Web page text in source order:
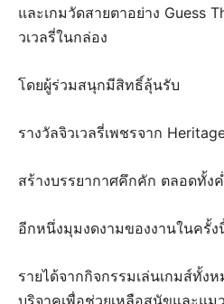
และเกมวัดสายตาอย่าง Guess
วเวลรี่ในกล่อง
โดยผู้ร่วมสนุกมีสิทธิ์ลุ้นรับ
รางวัลจิวเวลรี่เพชรจาก
สร้างบรรยากาศคึกคัก ตลอดทั้ง
อีกหนึ่งมุมงดงามของงานในครั้ง
รายได้จากกิจกรรมเล่นเกมส์ทั้ง
บริจาคเพื่อช่วยเหลือสุนัขและแ